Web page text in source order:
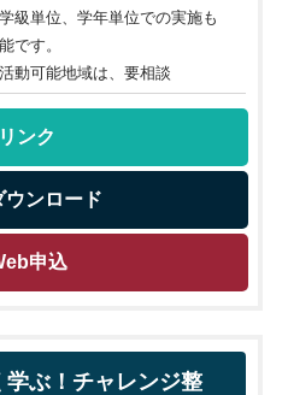
学級単位、学年単位での実施も
です。
動可能地域は、要相談
リンク
ウンロード
申込
学ぶ！チャレンジ整